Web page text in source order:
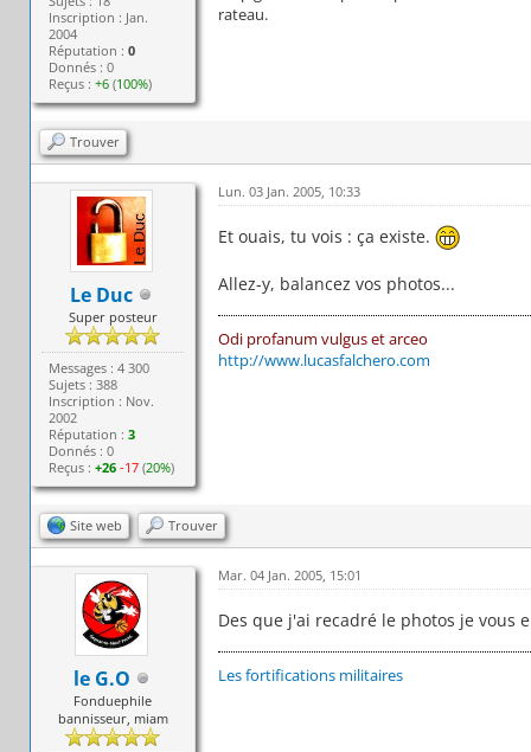
Inscription : Jan.
2004
Réputation :0
Donnés : 0
Reçus :+6 (100%)
rateau.
Trouver
Le Duc
Super posteur
Messages : 4 300
Sujets : 388
Inscription : Nov.
2002
Réputation :3
Donnés : 0
Reçus :+26 -17 (20%)
Lun. 03 Jan. 2005, 10:33
Et ouais, tu vois : ça existe.
Allez-y, balancez vos photos...
Odi profanum vulgus et arceo
http://www.lucasfalchero.com
Site web Trouver
le G.O
Fonduephile
bannisseur, miam
Mar. 04 Jan. 2005, 15:01
Des que j'ai recadré le photos je vous
Les fortifications militaires